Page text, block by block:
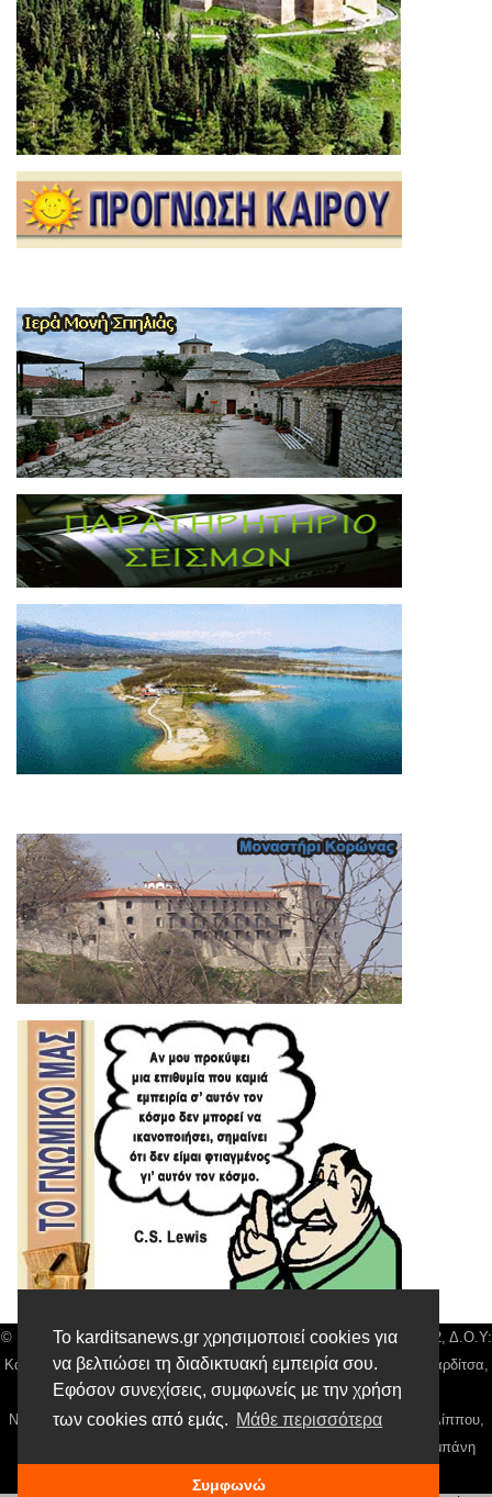
Το karditsanews.gr χρησιμοποιεί cookies για
να βελτιώσει τη διαδικτυακή εμπειρία σου.
Εφόσον συνεχίσεις, συμφωνείς με την χρήση
των cookies από εμάς. Μάθε περισσότερα
Συμφωνώ
© Karditsa News | Διακριτικός Τίτλος: Orion Media, ΑΦΜ: 043750542, Δ.Ο.Υ:
Καρδίτσας, Αρ. Γεμή: 018804431000, Δ/νση: Διάκου 10 τ.κ 43132 Καρδίτσα,
Τηλ: 24410 42500, email:news@karditsanews.gr.
Νόμιμος Εκπρόσωπος, Ιδιοκτήτης και Διαχειριστής: Παναγιώτης Φιλίππου,
Διευθύντρια: Γιαννουσά Βασιλική, Διευθύντιρα Σύνταξης: Μπαλαμπάνη
Βασιλική. Δικαιούχος domain name Παναγιώτης Φιλίππου